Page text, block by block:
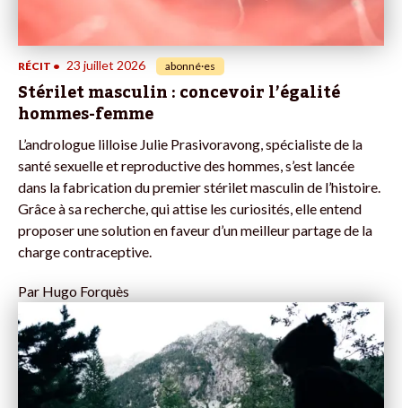
RÉCIT • 23 juillet 2026 abonné·es
Stérilet masculin : concevoir l’égalité
hommes-femme
L’andrologue lilloise Julie Prasivoravong, spécialiste de la
santé sexuelle et reproductive des hommes, s’est lancée
dans la fabrication du premier stérilet masculin de l’histoire.
Grâce à sa recherche, qui attise les curiosités, elle entend
proposer une solution en faveur d’un meilleur partage de la
charge contraceptive.
Par Hugo Forquès